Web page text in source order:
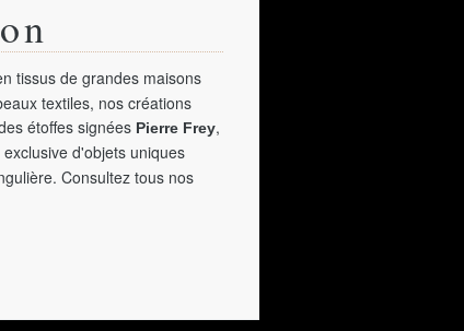
tissus de grandes maisons
textiles, nos créations
étoffes signées Pierre Frey,
d'objets uniques
Consultez tous nos